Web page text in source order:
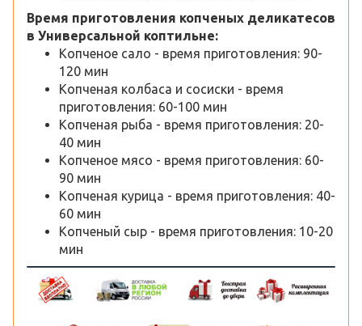
Время приготовления копченых деликатесов
в Универсальной коптильне:
Копченое сало - время приготовления: 90-
120 мин
Копченая колбаса и сосиски - время
приготовления: 60-100 мин
Копченая рыба - время приготовления: 20-
40 мин
Копченое мясо - время приготовления: 60-
90 мин
Копченая курица - время приготовления: 40-
60 мин
Копченый сыр - время приготовления: 10-20
мин